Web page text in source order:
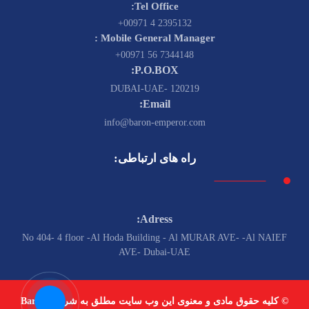
Tel Office:
2395132 4 00971+
Mobile General Manager :
7344148 56 00971+
P.O.BOX:
120219 -DUBAI-UAE
Email:
info@baron-emperor.com
راه های ارتباطی:
Adress:
No 404- 4 floor -Al Hoda Building - Al MURAR AVE- -Al NAIEF
AVE- Dubai-UAE
© کلیه حقوق مادی و معنوی این وب سایت مطلق به شرکت Baron